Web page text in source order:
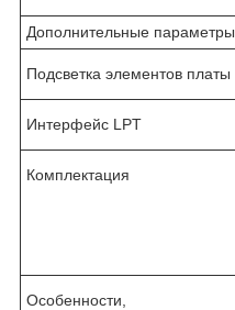
Дополнительные параметры
Подсветка элементов платы
Интерфейс LPT
Комплектация
Особенности,